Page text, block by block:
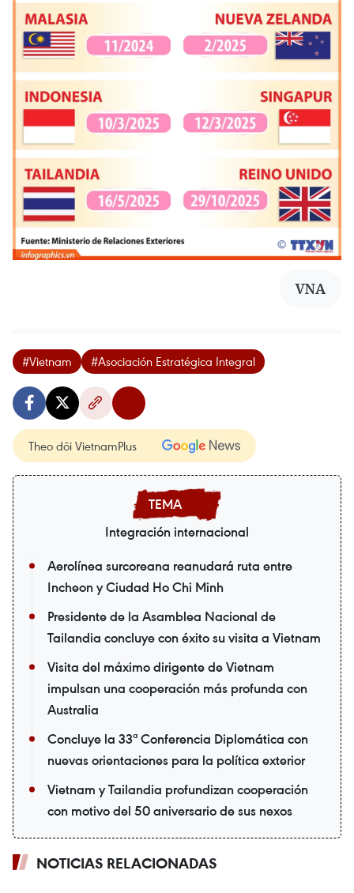
VNA
#Vietnam #Asociación Estratégica Integral
Theo dõi VietnamPlus
Integración internacional
Aerolínea surcoreana reanudará ruta entre
Incheon y Ciudad Ho Chi Minh
Presidente de la Asamblea Nacional de
Tailandia concluye con éxito su visita a Vietnam
Visita del máximo dirigente de Vietnam
impulsan una cooperación más profunda con
Australia
Concluye la 33ª Conferencia Diplomática con
nuevas orientaciones para la política exterior
Vietnam y Tailandia profundizan cooperación
con motivo del 50 aniversario de sus nexos
NOTICIAS RELACIONADAS